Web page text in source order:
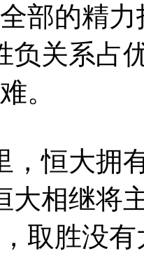
部的精
负关系
。
恒大拥有
大相继将
取胜没